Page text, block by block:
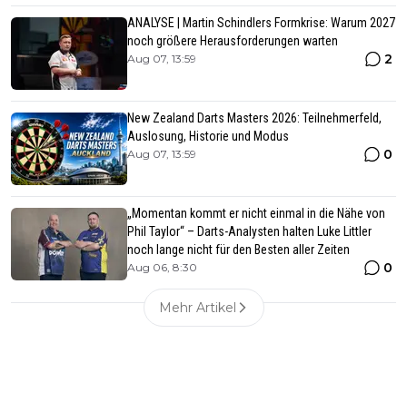
ANALYSE | Martin Schindlers Formkrise: Warum 2027
noch größere Herausforderungen warten
Aug 07, 13:59 2
New Zealand Darts Masters 2026: Teilnehmerfeld,
Auslosung, Historie und Modus
Aug 07, 13:59 0
„Momentan kommt er nicht einmal in die Nähe von
Phil Taylor“ – Darts-Analysten halten Luke Littler
noch lange nicht für den Besten aller Zeiten
Aug 06, 8:30 0
Mehr Artikel